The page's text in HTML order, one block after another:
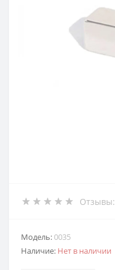
Отзывы:
Модель:0035
Наличие: Нет в наличии